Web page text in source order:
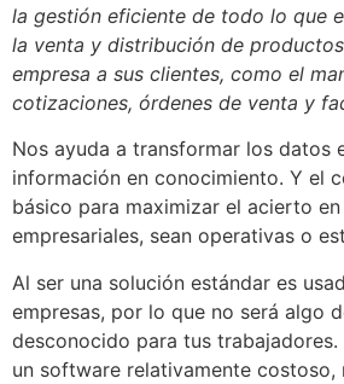
la gestión eficiente de todo lo que
la venta y distribución de
empresa a sus clientes, como el
cotizaciones, órdenes de venta y
Nos ayuda a transformar los datos
información en conocimiento. Y el
básico para maximizar el acierto
empresariales, sean operativas o
Al ser una solución estándar es
empresas, por lo que no será algo
desconocido para tus trabajadores.
un software relativamente costoso,